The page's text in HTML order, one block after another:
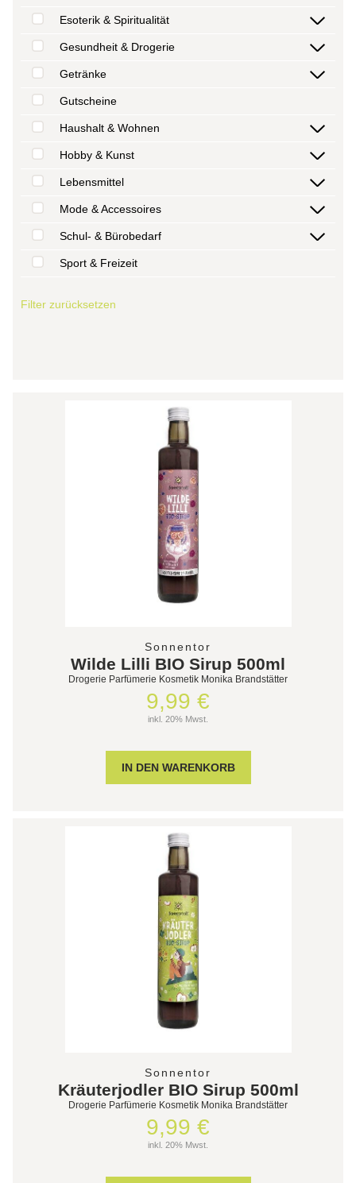
Esoterik & Spiritualität
Gesundheit & Drogerie
Getränke
Gutscheine
Haushalt & Wohnen
Hobby & Kunst
Lebensmittel
Mode & Accessoires
Schul- & Bürobedarf
Sport & Freizeit
Filter zurücksetzen
Sonnentor
Wilde Lilli BIO Sirup 500ml
Drogerie Parfümerie Kosmetik Monika Brandstätter
9,99 €
inkl. 20% Mwst.
Sonnentor
Kräuterjodler BIO Sirup 500ml
Drogerie Parfümerie Kosmetik Monika Brandstätter
9,99 €
inkl. 20% Mwst.